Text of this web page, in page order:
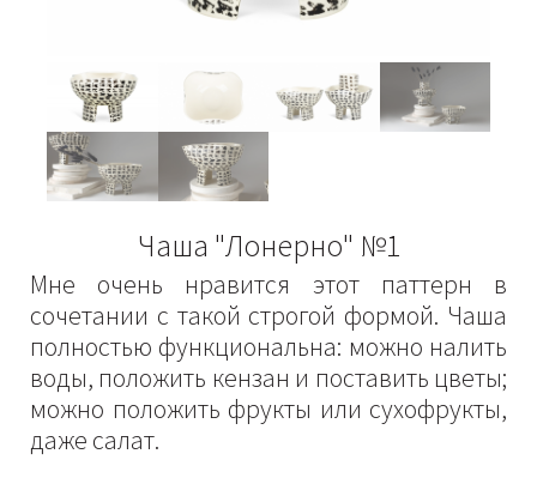
Чаша "Лонерно" №1
Мне очень нравится этот паттерн в
сочетании с такой строгой формой. Чаша
полностью функциональна: можно налить
воды, положить кензан и поставить цветы;
можно положить фрукты или сухофрукты,
даже салат.